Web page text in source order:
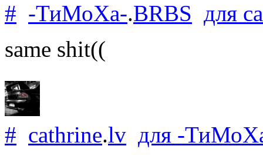
# -ТиМоХа-.BRBS для
same shit((
# cathrine.lv для -